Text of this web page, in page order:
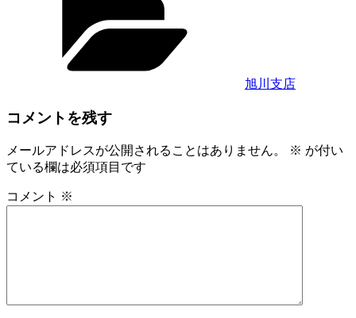
旭川支店
コメントを残す
メールアドレスが公開されることはありません。 ※ が付い
ている欄は必須項目です
コメント ※